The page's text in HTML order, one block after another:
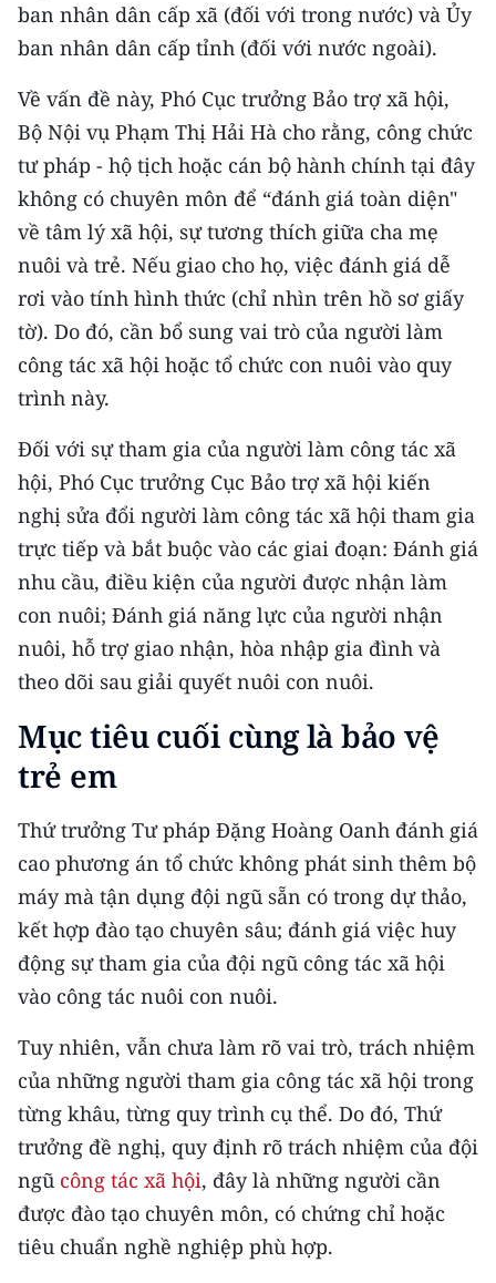
ban nhân dân cấp xã (đối với trong nước) và Ủy
ban nhân dân cấp tỉnh (đối với nước ngoài).
Về vấn đề này, Phó Cục trưởng Bảo trợ xã hội,
Bộ Nội vụ Phạm Thị Hải Hà cho rằng, công chức
tư pháp - hộ tịch hoặc cán bộ hành chính tại đây
không có chuyên môn để “đánh giá toàn diện"
về tâm lý xã hội, sự tương thích giữa cha mẹ
nuôi và trẻ. Nếu giao cho họ, việc đánh giá dễ
rơi vào tính hình thức (chỉ nhìn trên hồ sơ giấy
tờ). Do đó, cần bổ sung vai trò của người làm
công tác xã hội hoặc tổ chức con nuôi vào quy
trình này.
Đối với sự tham gia của người làm công tác xã
hội, Phó Cục trưởng Cục Bảo trợ xã hội kiến
nghị sửa đổi người làm công tác xã hội tham gia
trực tiếp và bắt buộc vào các giai đoạn: Đánh giá
nhu cầu, điều kiện của người được nhận làm
con nuôi; Đánh giá năng lực của người nhận
nuôi, hỗ trợ giao nhận, hòa nhập gia đình và
theo dõi sau giải quyết nuôi con nuôi.
Mục tiêu cuối cùng là bảo vệ
trẻ em
Thứ trưởng Tư pháp Đặng Hoàng Oanh đánh giá
cao phương án tổ chức không phát sinh thêm bộ
máy mà tận dụng đội ngũ sẵn có trong dự thảo,
kết hợp đào tạo chuyên sâu; đánh giá việc huy
động sự tham gia của đội ngũ công tác xã hội
vào công tác nuôi con nuôi.
Tuy nhiên, vẫn chưa làm rõ vai trò, trách nhiệm
của những người tham gia công tác xã hội trong
từng khâu, từng quy trình cụ thể. Do đó, Thứ
trưởng đề nghị, quy định rõ trách nhiệm của đội
ngũ công tác xã hội, đây là những người cần
được đào tạo chuyên môn, có chứng chỉ hoặc
tiêu chuẩn nghề nghiệp phù hợp.